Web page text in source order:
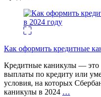
Как оформить кредитные
Кредитные каникулы — это
выплаты по кредиту или
условия, на которых
каникулы в 2024 …